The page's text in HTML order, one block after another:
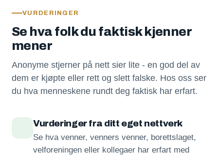
VURDERINGER
Se hva folk du faktisk kjenner
mener
Anonyme stjerner på nett sier lite - en god del av
dem er kjøpte eller rett og slett falske. Hos oss ser
du hva menneskene rundt deg faktisk har erfart.
Vurderinger fra ditt eget nettverk
Se hva venner, venners venner, borettslaget,
velforeningen eller kollegaer har erfart med